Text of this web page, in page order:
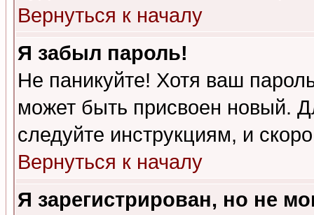
Вернуться к началу
Я забыл пароль!
Не паникуйте! Хотя ваш
может быть присвоен новый.
следуйте инструкциям, и
Вернуться к началу
Я зарегистрирован, но не